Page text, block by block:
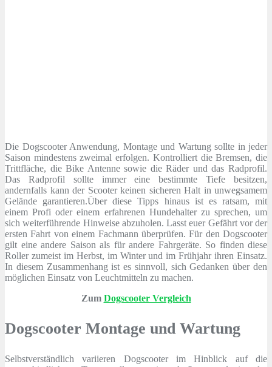
Die Dogscooter Anwendung, Montage und Wartung sollte in jeder
Saison mindestens zweimal erfolgen. Kontrolliert die Bremsen, die
Trittfläche, die Bike Antenne sowie die Räder und das Radprofil.
Das Radprofil sollte immer eine bestimmte Tiefe besitzen,
andernfalls kann der Scooter keinen sicheren Halt in unwegsamem
Gelände garantieren.Über diese Tipps hinaus ist es ratsam, mit
einem Profi oder einem erfahrenen Hundehalter zu sprechen, um
sich weiterführende Hinweise abzuholen. Lasst euer Gefährt vor der
ersten Fahrt von einem Fachmann überprüfen. Für den Dogscooter
gilt eine andere Saison als für andere Fahrgeräte. So finden diese
Roller zumeist im Herbst, im Winter und im Frühjahr ihren Einsatz.
In diesem Zusammenhang ist es sinnvoll, sich Gedanken über den
möglichen Einsatz von Leuchtmitteln zu machen.
Zum Dogscooter Vergleich
Dogscooter Montage und Wartung
Selbstverständlich variieren Dogscooter im Hinblick auf die